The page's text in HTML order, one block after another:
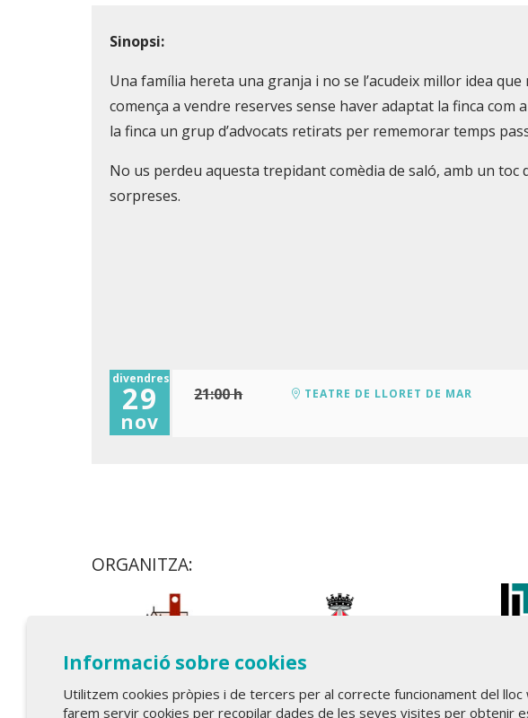
Sinopsi:
Una família hereta una granja i no se l’acudeix millor idea
comença a vendre reserves sense haver adaptat la finca com
la finca un grup d’advocats retirats per rememorar temps
No us perdeu aquesta trepidant comèdia de saló, amb un toc
sorpreses.
divendres
29
nov
21:00 h TEATRE DE LLORET DE MAR
ORGANITZA:
Informació sobre cookies
Utilitzem cookies pròpies i de tercers per al correcte funcionament del
farem servir cookies per recopilar dades de les seves visites per obtenir